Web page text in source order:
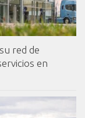
red de
en